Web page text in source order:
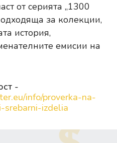
от серията „1300
за колекции,
история,
емисии на
-
info/proverka-na-
izdelia